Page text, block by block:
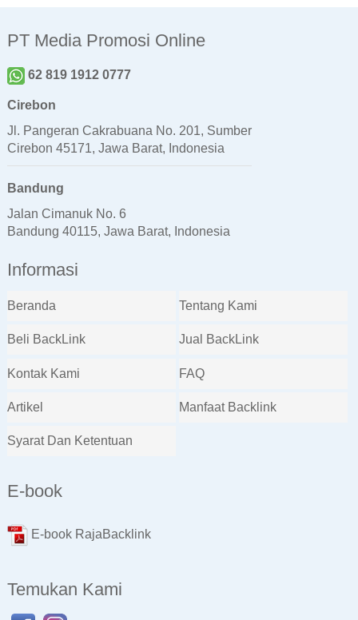
PT Media Promosi Online
62 819 1912 0777
Cirebon
Jl. Pangeran Cakrabuana No. 201, Sumber
Cirebon 45171, Jawa Barat, Indonesia
Bandung
Jalan Cimanuk No. 6
Bandung 40115, Jawa Barat, Indonesia
Informasi
Beranda Tentang Kami
Beli BackLink Jual BackLink
Kontak Kami FAQ
Artikel Manfaat Backlink
Syarat Dan Ketentuan
E-book
E-book RajaBacklink
Temukan Kami